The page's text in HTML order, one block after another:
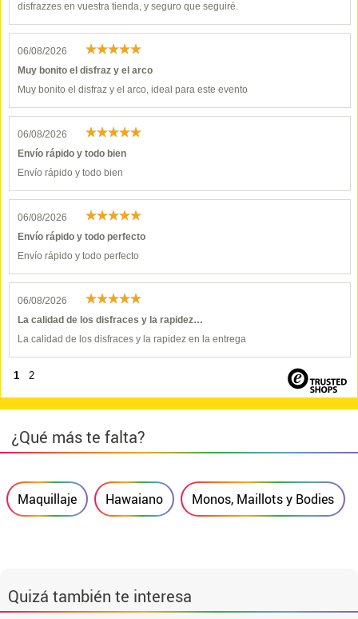
disfrazzes en vuestra tienda, y seguro que seguiré.
06/08/2026
Muy bonito el disfraz y el arco
Muy bonito el disfraz y el arco, ideal para este evento
06/08/2026
Envío rápido y todo bien
Envío rápido y todo bien
06/08/2026
Envío rápido y todo perfecto
Envío rápido y todo perfecto
06/08/2026
La calidad de los disfraces y la rapidez…
La calidad de los disfraces y la rapidez en la entrega
1 2
¿Qué más te falta?
Maquillaje Hawaiano Monos, Maillots y Bodies
Quizá también te interesa